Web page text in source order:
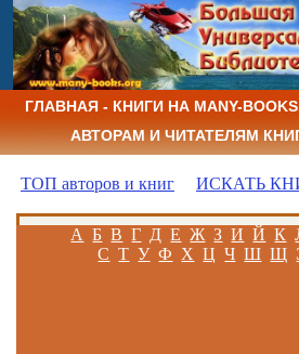
ГЛАВНАЯ - КНИГИ НА MANY-
АВТОРАМ И ЧИТАТЕЛЯМ
ТОП авторов и книг ИСКАТЬ
А Б В Г Д Е Ж З И Й К
С Т У Ф Х Ц Ч Ш Щ